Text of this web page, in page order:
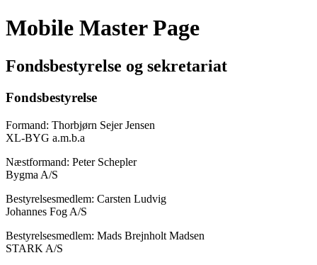
Mobile Master Page
Fondsbestyrelse og sekretariat
Fondsbestyrelse
Formand: Thorbjørn Sejer Jensen
XL-BYG a.m.b.a
Næstformand: Peter Schepler
Bygma A/S
Bestyrelsesmedlem: Carsten Ludvig
Johannes Fog A/S
Bestyrelsesmedlem: Mads Brejnholt Madsen
STARK A/S